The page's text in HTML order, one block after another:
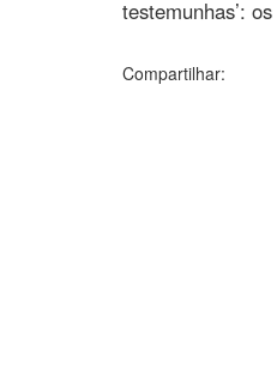
testemunhas’:
Compartilhar: